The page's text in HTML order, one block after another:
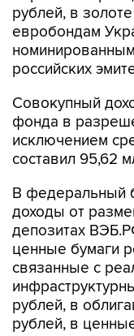
рублей, в
евробондам
российских
Совокупный
фонда в
исключением
составил 95,62
В федеральный
доходы от
депозитах
ценные бумаги
связанные с
рублей, в
рублей, в